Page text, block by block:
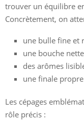
trouver un équilibre
Concrètement, on
une bulle fine et
une bouche
des arômes
une finale
Les cépages
rôle précis :